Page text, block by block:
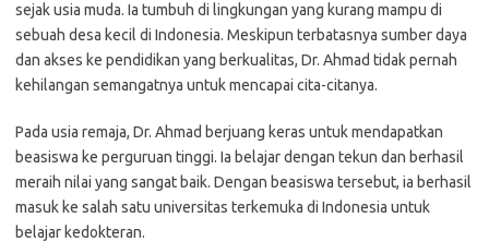
sejak usia muda. Ia tumbuh di lingkungan yang kurang mampu di
sebuah desa kecil di Indonesia. Meskipun terbatasnya sumber daya
dan akses ke pendidikan yang berkualitas, Dr. Ahmad tidak pernah
kehilangan semangatnya untuk mencapai cita-citanya.
Pada usia remaja, Dr. Ahmad berjuang keras untuk mendapatkan
beasiswa ke perguruan tinggi. Ia belajar dengan tekun dan berhasil
meraih nilai yang sangat baik. Dengan beasiswa tersebut, ia berhasil
masuk ke salah satu universitas terkemuka di Indonesia untuk
belajar kedokteran.